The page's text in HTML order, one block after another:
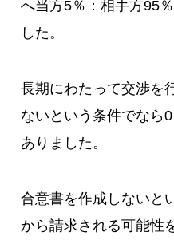
へ当方5％：相手方95
した。
長期にわたって交渉を
ないという条件でなら
ありました。
合意書を作成しないと
から請求される可能性